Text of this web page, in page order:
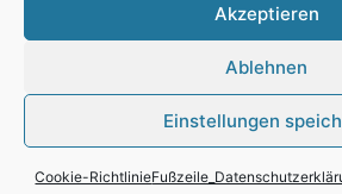
Akzeptieren
Ablehnen
Einstellungen
Cookie-Richtlinie
Datenschutz